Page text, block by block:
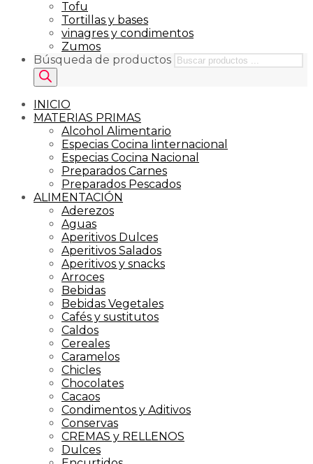
Tofu
Tortillas y bases
vinagres y condimentos
Zumos
Búsqueda de productos
INICIO
MATERIAS PRIMAS
Alcohol Alimentario
Especias Cocina Iinternacional
Especias Cocina Nacional
Preparados Carnes
Preparados Pescados
ALIMENTACIÓN
Aderezos
Aguas
Aperitivos Dulces
Aperitivos Salados
Aperitivos y snacks
Arroces
Bebidas
Bebidas Vegetales
Cafés y sustitutos
Caldos
Cereales
Caramelos
Chicles
Chocolates
Cacaos
Condimentos y Aditivos
Conservas
CREMAS y RELLENOS
Dulces